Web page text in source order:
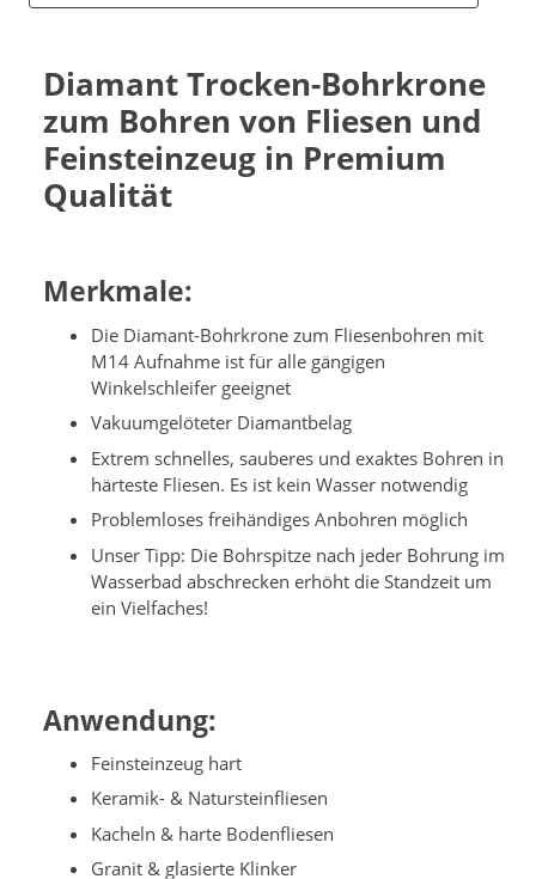
Diamant Trocken-Bohrkrone
zum Bohren von Fliesen und
Feinsteinzeug in Premium
Qualität
Merkmale:
Die Diamant-Bohrkrone zum Fliesenbohren mit
M14 Aufnahme ist für alle gängigen
Winkelschleifer geeignet
Vakuumgelöteter Diamantbelag
Extrem schnelles, sauberes und exaktes Bohren in
härteste Fliesen. Es ist kein Wasser notwendig
Problemloses freihändiges Anbohren möglich
Unser Tipp: Die Bohrspitze nach jeder Bohrung im
Wasserbad abschrecken erhöht die Standzeit um
ein Vielfaches!
Anwendung:
Feinsteinzeug hart
Keramik- & Natursteinfliesen
Kacheln & harte Bodenfliesen
Granit & glasierte Klinker